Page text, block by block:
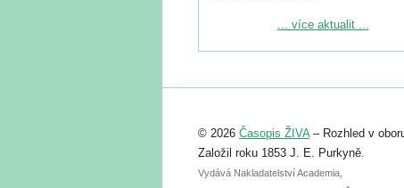
Podrobnější informace ke konferenci
Registrovat se můžete do 6. září.
abstraktu přihlášené přednášky nebo
posteru je už 30. června.
... více aktualit ...
© 2026 Časopis ŽIVA– Rozhled v
Založil roku 1853 J. E. Purkyně.
Vydává Nakladatelství Academia,